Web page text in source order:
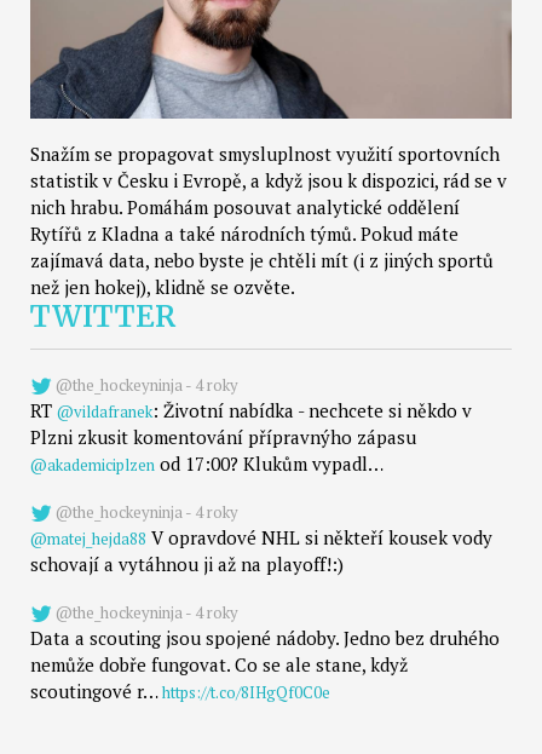
Snažím se propagovat smysluplnost využití sportovních
statistik v Česku i Evropě, a když jsou k dispozici, rád se v
nich hrabu. Pomáhám posouvat analytické oddělení
Rytířů z Kladna a také národních týmů. Pokud máte
zajímavá data, nebo byste je chtěli mít (i z jiných sportů
než jen hokej), klidně se ozvěte.
TWITTER
@the_hockeyninja - 4 roky
RT @vildafranek: Životní nabídka - nechcete si někdo v
Plzni zkusit komentování přípravnýho zápasu
@akademiciplzen od 17:00? Klukům vypadl…
@the_hockeyninja - 4 roky
@matej_hejda88 V opravdové NHL si někteří kousek vody
schovají a vytáhnou ji až na playoff!:)
@the_hockeyninja - 4 roky
Data a scouting jsou spojené nádoby. Jedno bez druhého
nemůže dobře fungovat. Co se ale stane, když
scoutingové r…https://t.co/8IHgQf0C0e